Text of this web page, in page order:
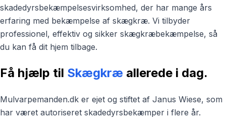
skadedyrsbekæmpelsesvirksomhed, der har mange års
erfaring med bekæmpelse af skægkræ. Vi tilbyder
professionel, effektiv og sikker skægkræbekæmpelse, så
du kan få dit hjem tilbage.
Få hjælp til Skægkræ allerede i dag.
Mulvarpemanden.dk er ejet og stiftet af Janus Wiese, som
har været autoriseret skadedyrsbekæmper i flere år.